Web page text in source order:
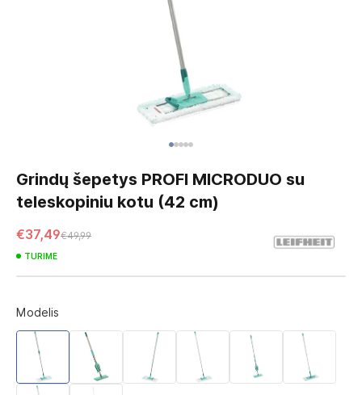
to
beginning
the
images
gallery
Grindų šepetys PROFI MICRODUO su
teleskopiniu kotu (42 cm)
€37,49€49,99
TURIME
Modelis